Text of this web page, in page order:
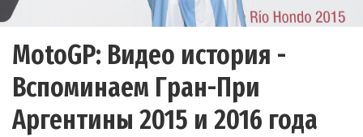
MotoGP: Видео история -
Вспоминаем Гран-При
Аргентины 2015 и 2016 года